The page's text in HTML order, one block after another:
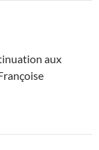
aux